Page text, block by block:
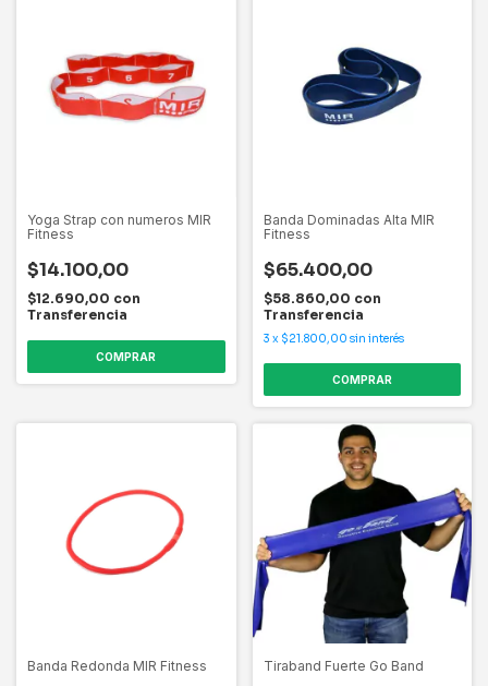
Yoga Strap con numeros MIR
Fitness
$14.100,00
$12.690,00 con
Transferencia
Banda Dominadas Alta MIR
Fitness
$65.400,00
$58.860,00 con
Transferencia
3 x $21.800,00 sin interés
Banda Redonda MIR Fitness Tiraband Fuerte Go Band